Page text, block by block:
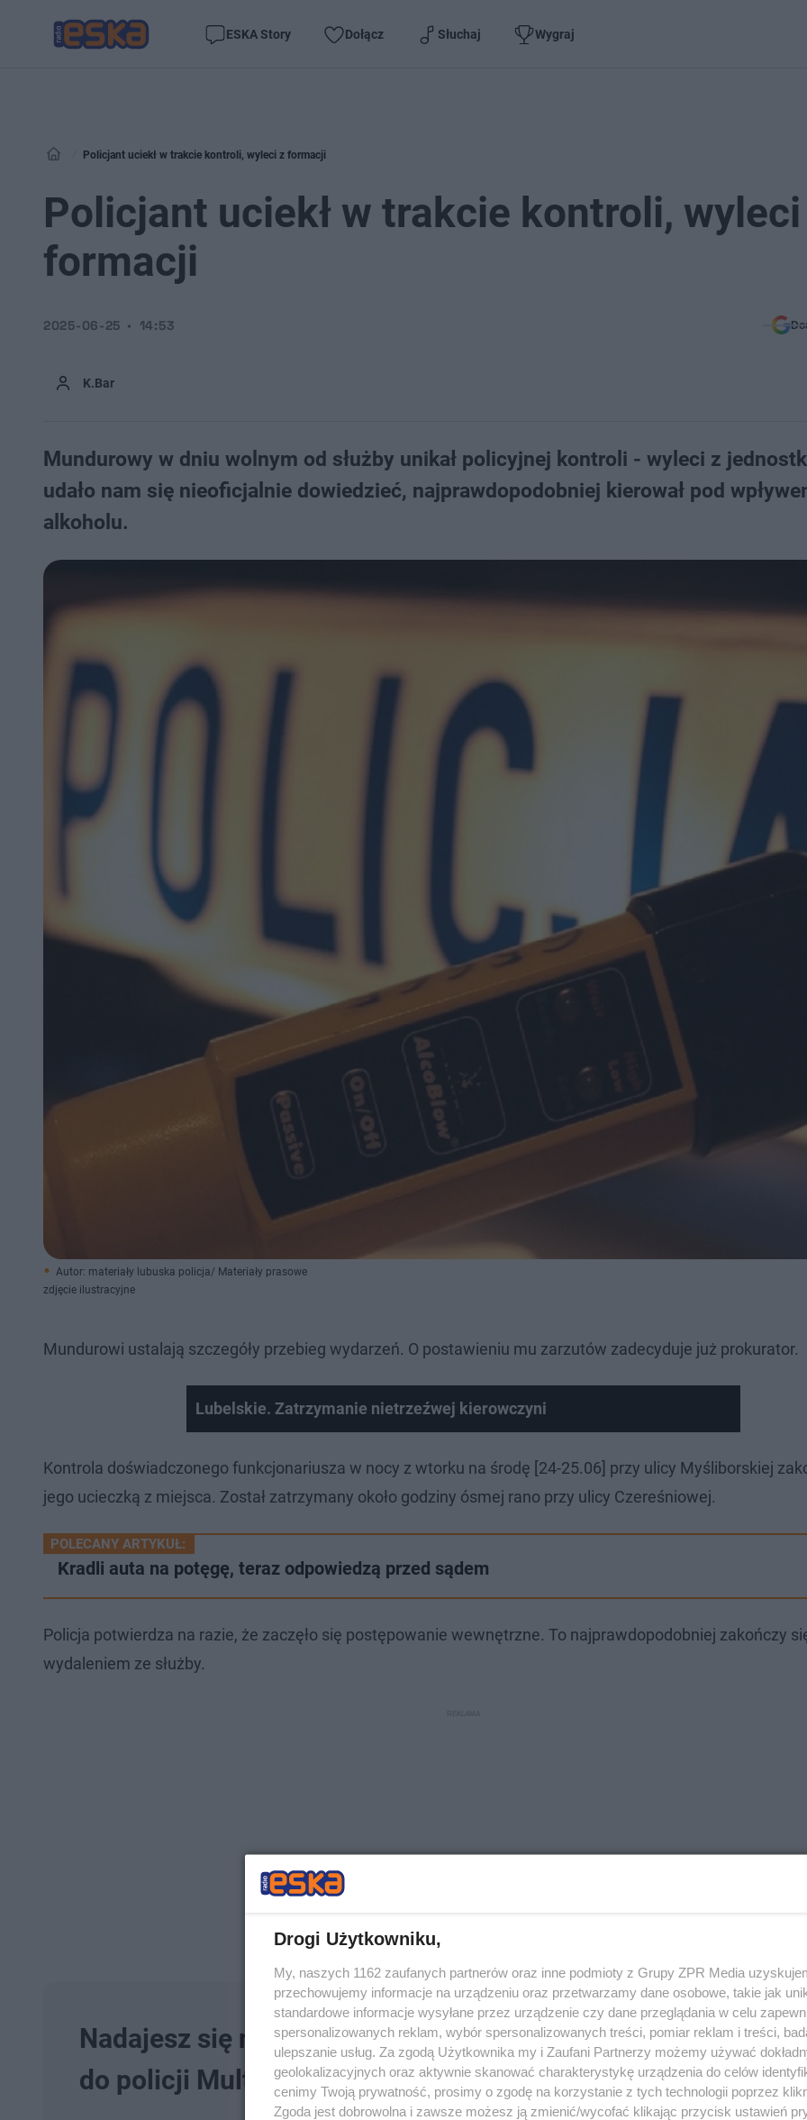
ESKA Story Dołącz Słuchaj Wygraj
Policjant uciekł w trakcie kontroli, wyleci z formacji
Policjant uciekł w trakcie kontroli,
formacji
K.Bar
2025-06-25 14:53
Mundurowy w dniu wolnym od służby unikał policyjnej kontroli - wyleci z
udało nam się nieoficjalnie dowiedzieć, najprawdopodobniej kierował pod
alkoholu.
Autor: materiały lubuska policja/ Materiały prasowe
zdjęcie ilustracyjne
Mundurowi ustalają szczegóły przebieg wydarzeń. O postawieniu mu zarzutów zadecyduje już prokurator.
Lubelskie. Zatrzymanie nietrzeźwej kierowczyni
Kontrola doświadczonego funkcjonariusza w nocy z wtorku na środę [24-25.06] przy ulicy Myśliborskiej
jego ucieczką z miejsca. Został zatrzymany około godziny ósmej rano przy ulicy Czereśniowej.
POLECANY ARTYKUŁ:
Kradli auta na potęgę, teraz odpowiedzą przed sądem
Policja potwierdza na razie, że zaczęło się postępowanie wewnętrzne. To najprawdopodobniej zakończy
wydaleniem ze służby.
Nadajesz się na policjanta? Pytania z testu
do policji Multiselect 2023 - cz. II
Drogi Użytkowniku,
My, naszych 1162 zaufanych partnerów oraz inne podmioty z Grupy ZPR Media
przechowujemy informacje na urządzeniu oraz przetwarzamy dane osobowe, takie jak
standardowe informacje wysyłane przez urządzenie czy dane przeglądania w celu
spersonalizowanych reklam, wybór spersonalizowanych treści, pomiar reklam i treści,
ulepszanie usług. Za zgodą Użytkownika my i Zaufani Partnerzy możemy używać
geolokalizacyjnych oraz aktywnie skanować charakterystykę urządzenia do celów
cenimy Twoją prywatność, prosimy o zgodę na korzystanie z tych technologii poprzez
Zgoda jest dobrowolna i zawsze możesz ją zmienić/wycofać klikając przycisk ustawień